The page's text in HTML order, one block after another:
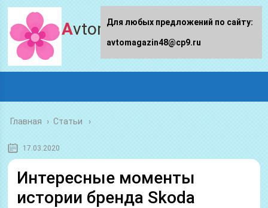
Avtomagazin48.ru
Главная › Статьи
17.03.2020
Интересные моменты
истории бренда Skoda
Для любых предложений по сайту:
avtomagazin48@cp9.ru